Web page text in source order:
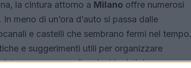
la cintura attorno a Milano offre numerosi
In meno di un’ora d’auto si passa dalle
e castelli che sembrano fermi nel tempo.
e suggerimenti utili per organizzare
senza complicazioni logistiche, con